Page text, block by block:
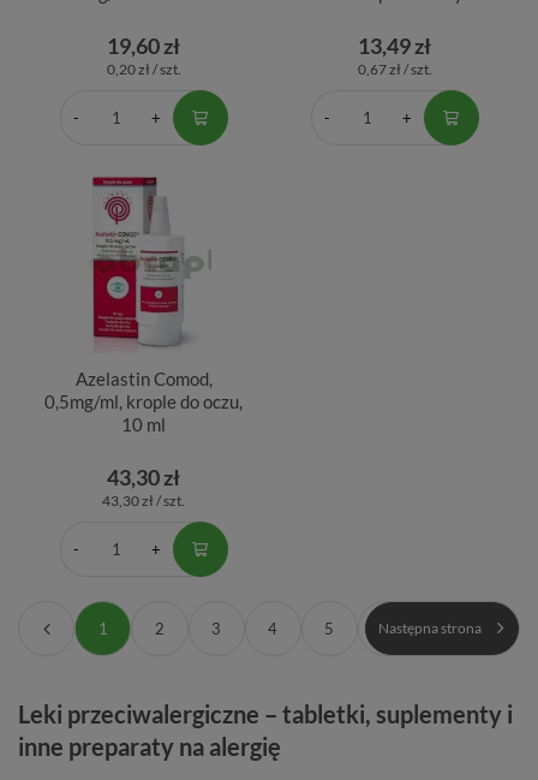
19,60 zł
0,20 zł / szt.
13,49 zł
0,67 zł / szt.
Azelastin Comod,
0,5mg/ml, krople do oczu,
10 ml
43,30 zł
43,30 zł / szt.
1 2 3 4 5 Następna strona
Leki przeciwalergiczne – tabletki, suplementy i
inne preparaty na alergię